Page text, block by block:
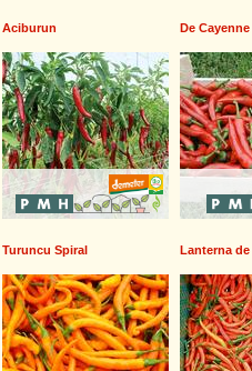
Aciburun De Cayenne
Turuncu Spiral Lanterna